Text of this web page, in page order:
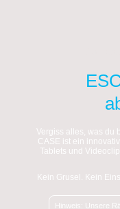
Vergiss alles, was du
CASE ist ein
Tablets und
Kein Grusel. Kein
Hinweis: Unsere